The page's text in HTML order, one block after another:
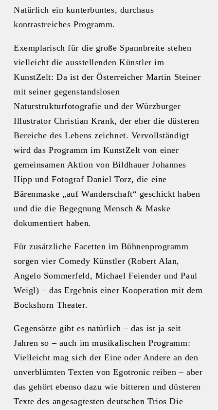
Natürlich ein kunterbuntes, durchaus
kontrastreiches Programm.
Exemplarisch für die große Spannbreite stehen
vielleicht die ausstellenden Künstler im
KunstZelt: Da ist der Österreicher Martin Steiner
mit seiner gegenstandslosen
Naturstrukturfotografie und der Würzburger
Illustrator Christian Krank, der eher die düsteren
Bereiche des Lebens zeichnet. Vervollständigt
wird das Programm im KunstZelt von einer
gemeinsamen Aktion von Bildhauer Johannes
Hipp und Fotograf Daniel Torz, die eine
Bärenmaske „auf Wanderschaft“ geschickt haben
und die die Begegnung Mensch & Maske
dokumentiert haben.
Für zusätzliche Facetten im Bühnenprogramm
sorgen vier Comedy Künstler (Robert Alan,
Angelo Sommerfeld, Michael Feiender und Paul
Weigl) – das Ergebnis einer Kooperation mit dem
Bockshorn Theater.
Gegensätze gibt es natürlich – das ist ja seit
Jahren so – auch im musikalischen Programm:
Vielleicht mag sich der Eine oder Andere an den
unverblümten Texten von Egotronic reiben – aber
das gehört ebenso dazu wie bitteren und düsteren
Texte des angesagtesten deutschen Trios Die